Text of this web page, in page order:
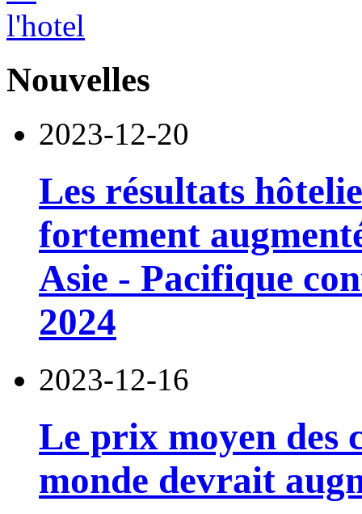
Nouvelles
2023-12-20
Les résultats
fortement
Asie - Pacifique
2024
2023-12-16
Le prix moyen des
monde devrait